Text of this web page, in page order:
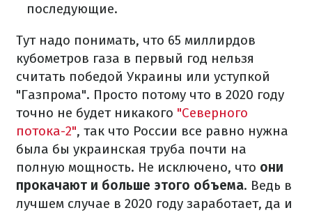
последующие.
Тут надо понимать, что 65 миллирдов
кубометров газа в первый год нельзя
считать победой Украины или уступкой
"Газпрома". Просто потому что в 2020 году
точно не будет никакого "Северного
потока-2", так что России все равно нужна
была бы украинская труба почти на
полную мощность. Не исключено, что они
прокачают и больше этого объема. Ведь в
лучшем случае в 2020 году заработает, да и